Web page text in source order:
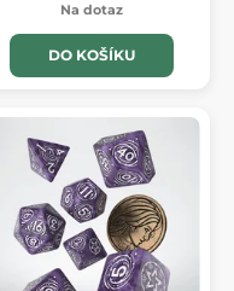
Na dotaz
DO KOŠÍKU